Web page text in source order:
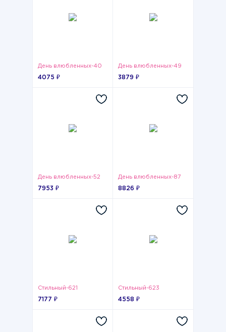
День влюбленных-40
4075 ₽
День влюбленных-49
3879 ₽
День влюбленных-52
7953 ₽
День влюбленных-87
8826 ₽
Стильный-621
7177 ₽
Стильный-623
4558 ₽